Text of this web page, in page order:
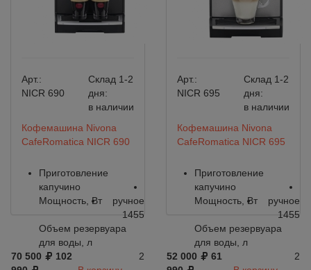
Арт.:
NICR 690
Склад 1-2
дня:
в наличии
Кофемашина Nivona
CafeRomatica NICR 690
Приготовление
капучино
ручное
Мощность, Вт
1455
Объем резервуара
для воды, л
2
70 500
102
Арт.:
NICR 695
Склад 1-2
дня:
в наличии
Кофемашина Nivona
CafeRomatica NICR 695
Приготовление
капучино
ручное
Мощность, Вт
1455
Объем резервуара
для воды, л
2
52 000
61